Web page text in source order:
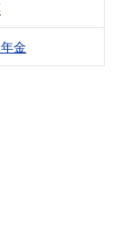
金